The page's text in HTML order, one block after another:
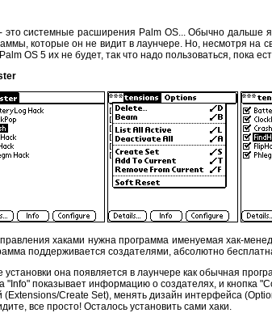
это системные расширения Palm OS... Обычно дальше я
которые он не видит в лаунчере. Но, несмотря на
OS 5 их не будет, так что надо пользоваться, пока
хаками нужна программа именуемая хак-
поддерживается создателями, абсолютно
установки она появляется в лаунчере как обычная
"Info" показывает информацию о создателях, и кнопка
(Extensions/Сreate Set), менять дизайн интерфейса
все просто! Осталось установить сами хаки.